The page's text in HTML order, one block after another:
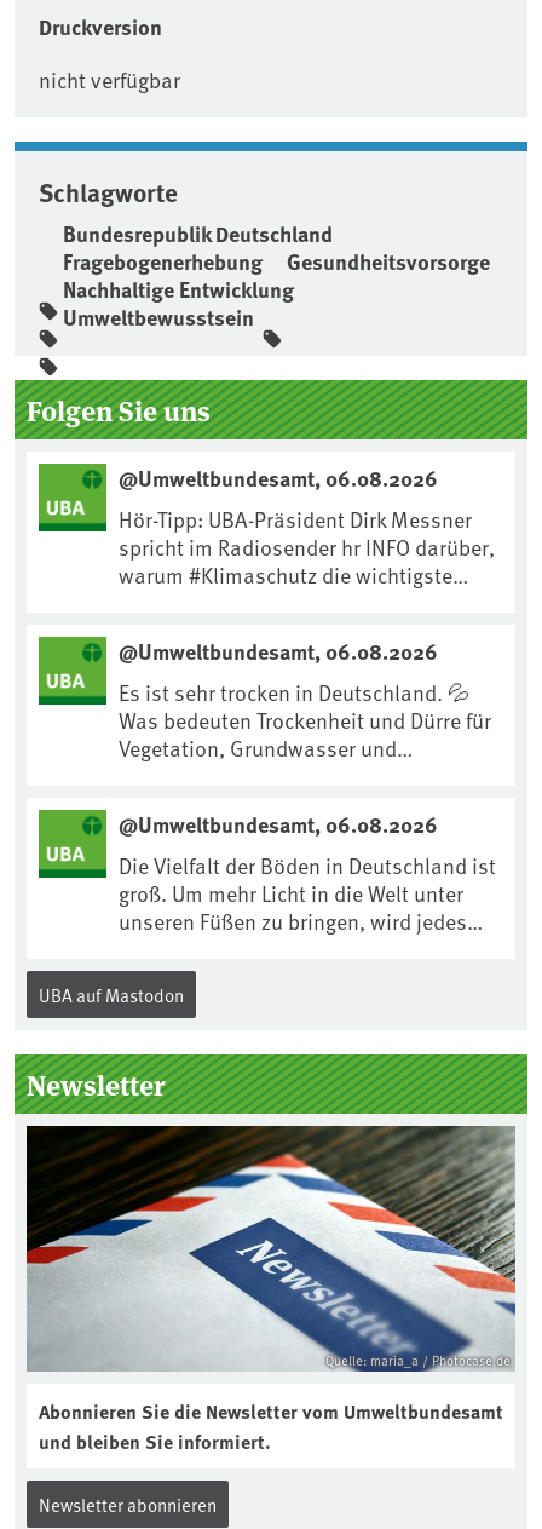
Druckversion
nicht verfügbar
Schlagworte
Bundesrepublik Deutschland
Fragebogenerhebung
Gesundheitsvorsorge
Nachhaltige Entwicklung
Umweltbewusstsein
Seitenleiste
Folgen Sie uns
@Umweltbundesamt, 06.08.2026
Hör-Tipp: UBA-Präsident Dirk Messner
spricht im Radiosender hr INFO darüber,
warum #Klimaschutz die wichtigste
https://www.ardsounds.de/episode/urn
:ard:episode:0e7cf1c4b819c26d/
@Umweltbundesamt, 06.08.2026
Es ist sehr trocken in Deutschland. 💦
Was bedeuten Trockenheit und Dürre für
Vegetation, Grundwasser und
anpassen?🤔Antworten auf diese und
weitere Fragen auf unserer Webseite:
www.uba.de/trockenheit #Trockenheit
#Klimawandel
@Umweltbundesamt, 06.08.2026
Die Vielfalt der Böden in Deutschland ist
groß. Um mehr Licht in die Welt unter
unseren Füßen zu bringen, wird jedes
Internationalen Tag des Bodens, der
„Boden des Jahres“ vorgestellt. Das UBA
Kuratorium, wie wird der Boden des
Jahres ausgewählt und was passiert
eigentlich während eines solchen
Bodenjahres? Infos dazu gibt es im
aktuellen Podcast „Soilcast“. Jetzt
reinhören:
https://soilcast.de/interview/sc202-
interview-die-kuer-der-krume/
UBA auf Mastodon
Newsletter
Quelle: maria_a / Photocase.de
Abonnieren Sie die Newsletter vom Umweltbundesamt
und bleiben Sie informiert.
Newsletter abonnieren